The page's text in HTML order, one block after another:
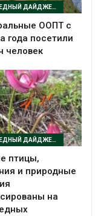
ЗАПОВЕДНЫЙ ДАЙДЖЕСТ
ООПТ с
года посетили
человек
ЗАПОВЕДНЫЙ ДАЙДЖЕСТ
птицы,
и природные
на